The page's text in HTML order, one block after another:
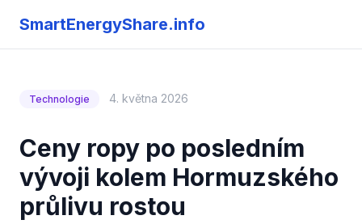
SmartEnergyShare.info
Technologie 4. května 2026
Ceny ropy po posledním
vývoji kolem Hormuzského
průlivu rostou